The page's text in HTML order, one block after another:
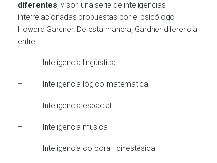
diferentes; y son una serie de inteligencias
interrelacionadas propuestas por el psicólogo
Howard Gardner. De esta manera, Gardner diferencia
entre:
– Inteligencia lingüística
– Inteligencia lógico-matemática
– Inteligencia espacial
– Inteligencia musical
– Inteligencia corporal- cinestésica